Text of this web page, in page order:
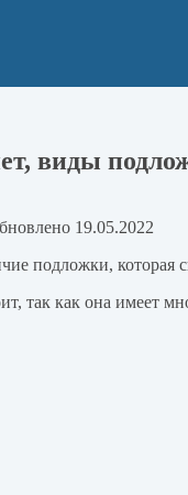
виды
19.05.2022
подложки, которая
так как она имеет